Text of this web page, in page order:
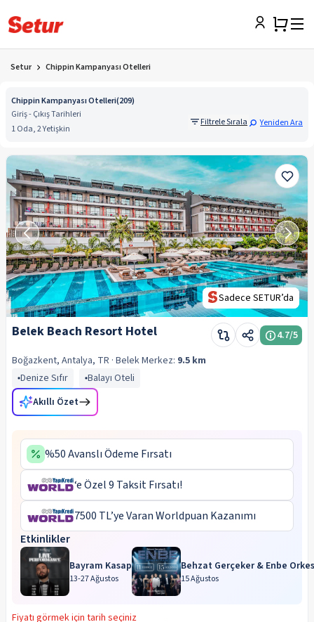
Setur Chippin Kampanyası Otelleri
Chippin Kampanyası Otelleri(209)
Giriş - Çıkış Tarihleri
1 Oda, 2 Yetişkin
Filtrele Sırala Yeniden Ara
SETUR Öneriyor
Sadece SETUR’da
Belek Beach Resort Hotel 4.7/5
Boğazkent, Antalya, TR · BelekMerkez: 9.5 km
Denize Sıfır
Balayı Oteli
Akıllı Özet
%50 Avanslı Ödeme Fırsatı
‘e Özel 9 Taksit Fırsatı!
7500 TL’ye Varan Worldpuan Kazanımı
Etkinlikler
Bayram Kasap
13-27 Ağustos
Behzat Gerçeker & Enbe
15 Ağustos
Fiyatı görmek için tarih seçiniz